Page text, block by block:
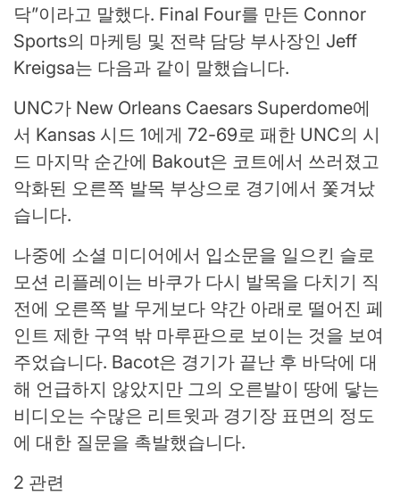
닥”이라고 말했다. Final Four를 만든 Connor
Sports의 마케팅 및 전략 담당 부사장인 Jeff
Kreigsa는 다음과 같이 말했습니다.
UNC가 New Orleans Caesars Superdome에
서 Kansas 시드 1에게 72-69로 패한 UNC의 시
드 마지막 순간에 Bakout은 코트에서 쓰러졌고
악화된 오른쪽 발목 부상으로 경기에서 쫓겨났
습니다.
나중에 소셜 미디어에서 입소문을 일으킨 슬로
모션 리플레이는 바쿠가 다시 발목을 다치기 직
전에 오른쪽 발 무게보다 약간 아래로 떨어진 페
인트 제한 구역 밖 마루판으로 보이는 것을 보여
주었습니다. Bacot은 경기가 끝난 후 바닥에 대
해 언급하지 않았지만 그의 오른발이 땅에 닿는
비디오는 수많은 리트윗과 경기장 표면의 정도
에 대한 질문을 촉발했습니다.
2 관련